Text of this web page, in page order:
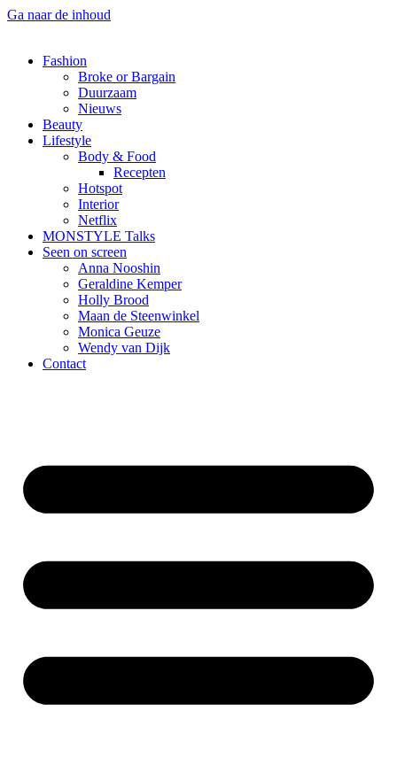
Ga naar de inhoud
Fashion
Broke or Bargain
Duurzaam
Nieuws
Beauty
Lifestyle
Body & Food
Recepten
Hotspot
Interior
Netflix
MONSTYLE Talks
Seen on screen
Anna Nooshin
Geraldine Kemper
Holly Brood
Maan de Steenwinkel
Monica Geuze
Wendy van Dijk
Contact